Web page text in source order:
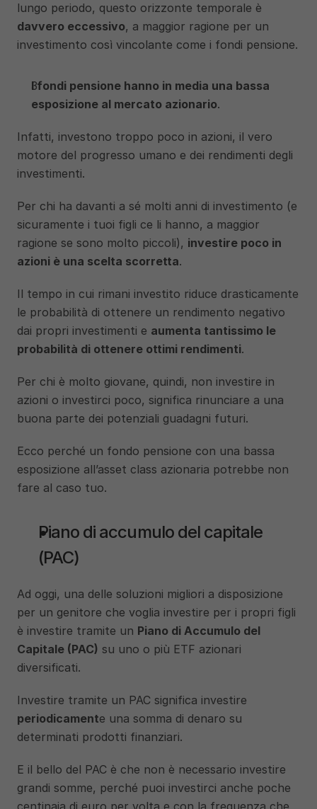
davvero eccessivo, a maggior ragione per un
investimento così vincolante come i fondi pensione.
I fondi pensione hanno in media una bassa
esposizione al mercato azionario.
Infatti, investono troppo poco in azioni, il vero
motore del progresso umano e dei rendimenti degli
investimenti.
Per chi ha davanti a sé molti anni di investimento (e
sicuramente i tuoi figli ce li hanno, a maggior
ragione se sono molto piccoli), investire poco in
azioni è una scelta scorretta.
Il tempo in cui rimani investito riduce drasticamente
le probabilità di ottenere un rendimento negativo
dai propri investimenti e aumenta tantissimo le
probabilità di ottenere ottimi rendimenti.
Per chi è molto giovane, quindi, non investire in
azioni o investirci poco, significa rinunciare a una
buona parte dei potenziali guadagni futuri.
Ecco perché un fondo pensione con una bassa
esposizione all’asset class azionaria potrebbe non
fare al caso tuo.
Piano di accumulo del capitale
(PAC)
Ad oggi, una delle soluzioni migliori a disposizione
per un genitore che voglia investire per i propri figli
è investire tramite un Piano di Accumulo del
Capitale (PAC) su uno o più ETF azionari
diversificati.
periodicamente una somma di denaro su
determinati prodotti finanziari.
E il bello del PAC è che non è necessario investire
grandi somme, perché puoi investirci anche poche